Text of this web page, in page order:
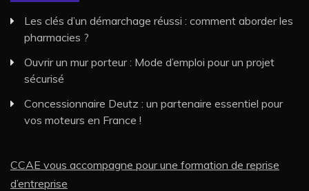
Les clés d’un démarchage réussi : comment aborder les
pharmacies ?
Ouvrir un mur porteur : Mode d’emploi pour un projet
sécurisé
Concessionnaire Deutz : un partenaire essentiel pour
vos moteurs en France !
CCAE vous accompagne pour une formation de reprise
d’entreprise